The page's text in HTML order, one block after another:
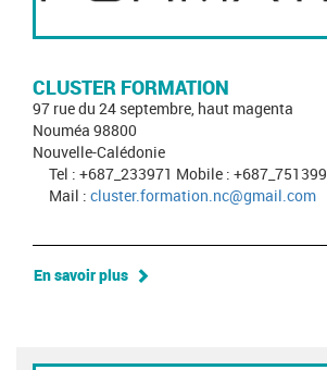
CLUSTER FORMATION
97 rue du 24 septembre, haut magenta
Nouméa 98800
Nouvelle-Calédonie
Tel : +687_233971 Mobile : +687_751399
Mail : cluster.formation.nc@gmail.com
En savoir plus